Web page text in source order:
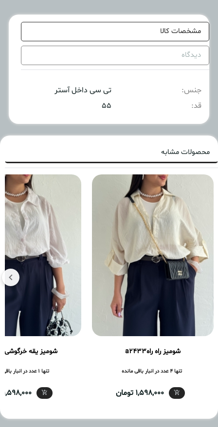
مشخصات کالا
دیدگاه
جنس:
تی سی داخل آستر
قد:
۵۵
محصولات مشابه
شومیز راه راهa2433
تنها 4 عدد در انبار باقی مانده
1,598,000 تومان
شومیز یقه خرگوشی a2426
تنها 1 عدد در انبار باقی مانده
1,598,000 تومان